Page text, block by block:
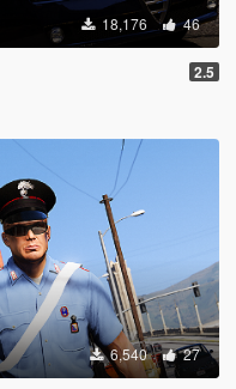
18,176 46
2.5
6,540 27